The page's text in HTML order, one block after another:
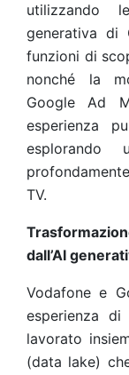
utilizzando
generativa di
funzioni di
nonché la
Google Ad
esperienza
esplorando
TV.
dall’AI
Vodafone e
esperienza di
lavorato
(data lake)